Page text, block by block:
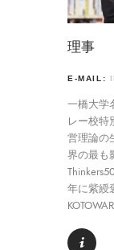
理事
E-MAIL:
一橋大学
レー校特
営理論の
界の最も
年に紫綬